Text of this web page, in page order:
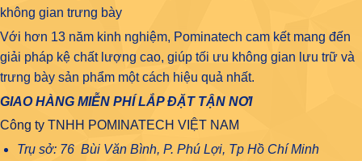
không gian trưng bày
Với hơn 13 năm kinh nghiệm, Pominatech cam kết mang đến
giải pháp kệ chất lượng cao, giúp tối ưu không gian lưu trữ và
trưng bày sản phẩm một cách hiệu quả nhất.
GIAO HÀNG MIỄN PHÍ LẮP ĐẶT TẬN NƠI
Công ty TNHH POMINATECH VIỆT NAM
Trụ sở: 76 Bùi Văn Bình, P. Phú Lợi, Tp Hồ Chí Minh